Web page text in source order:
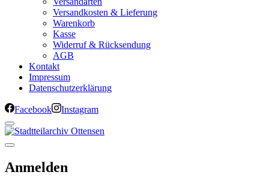
Versandkosten & Lieferung
Warenkorb
Kasse
Widerruf & Rücksendung
AGB
Kontakt
Impressum
Datenschutzerklärung
Facebook Instagram
Anmelden